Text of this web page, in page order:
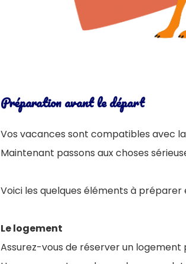
Préparation avant le départ
Vos vacances sont compatibles avec
Maintenant passons aux choses
Voici les quelques éléments à
Le logement
Assurez-vous de réserver un